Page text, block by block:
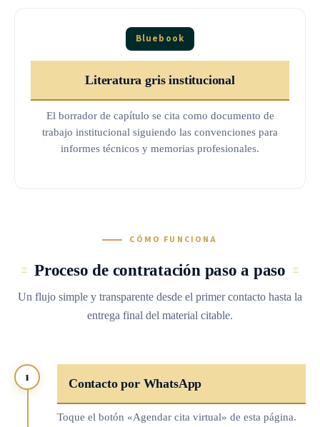
Bluebook
Literatura gris institucional
El borrador de capítulo se cita como documento de
trabajo institucional siguiendo las convenciones para
informes técnicos y memorias profesionales.
CÓMO FUNCIONA
Proceso de contratación paso a paso
Un flujo simple y transparente desde el primer contacto hasta la
entrega final del material citable.
1 Contacto por WhatsApp
Toque el botón «Agendar cita virtual» de esta página.